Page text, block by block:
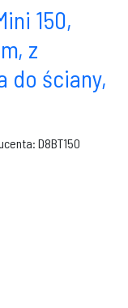
150,
z
do ściany,
D8BT150